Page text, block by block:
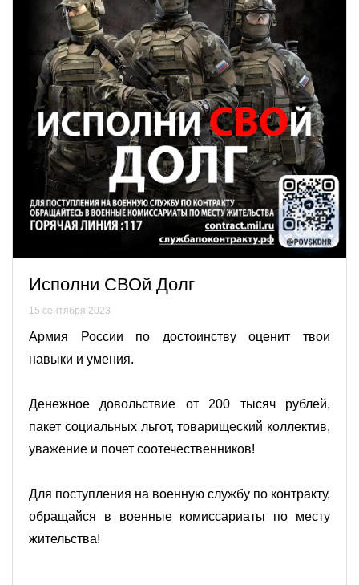
Исполни СВОй Долг
15 сентября 2023
Армия России по достоинству оценит твои
навыки и умения.
Денежное довольствие от 200 тысяч рублей,
пакет социальных льгот, товарищеский коллектив,
уважение и почет соотечественников!
Для поступления на военную службу по контракту,
обращайся в военные комиссариаты по месту
жительства!